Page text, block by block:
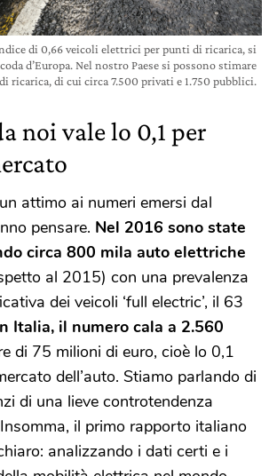
di 0,66 veicoli elettrici per punti di ricarica, si
d’Europa. Nel nostro Paese si possono stimare
ricarica, di cui circa 7.500 privati e 1.750 pubblici.
noi vale lo 0,1 per
attimo ai numeri emersi dal
pensare. Nel 2016 sono state
circa 800 mila auto elettriche
al 2015) con una prevalenza
dei veicoli ‘full electric’, il 63
Italia, il numero cala a 2.560
di 75 milioni di euro, cioè lo 0,1
dell’auto. Stiamo parlando di
di una lieve controtendenza
il primo rapporto italiano
analizzando i dati certi e i